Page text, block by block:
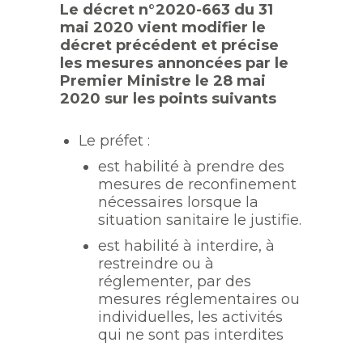
Le décret n°2020-663 du 31
mai 2020 vient modifier le
décret précédent et précise
les mesures annoncées par le
Premier Ministre le 28 mai
2020 sur les points suivants
Le préfet :
est habilité à prendre des
mesures de reconfinement
nécessaires lorsque la
situation sanitaire le justifie.
est habilité à interdire, à
restreindre ou à
réglementer, par des
mesures réglementaires ou
individuelles, les activités
qui ne sont pas interdites